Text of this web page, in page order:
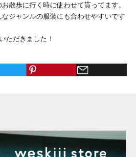
散歩に行く時に使わせて貰ってます。
ジャンルの服装にも合わせやすいです
ただきました！